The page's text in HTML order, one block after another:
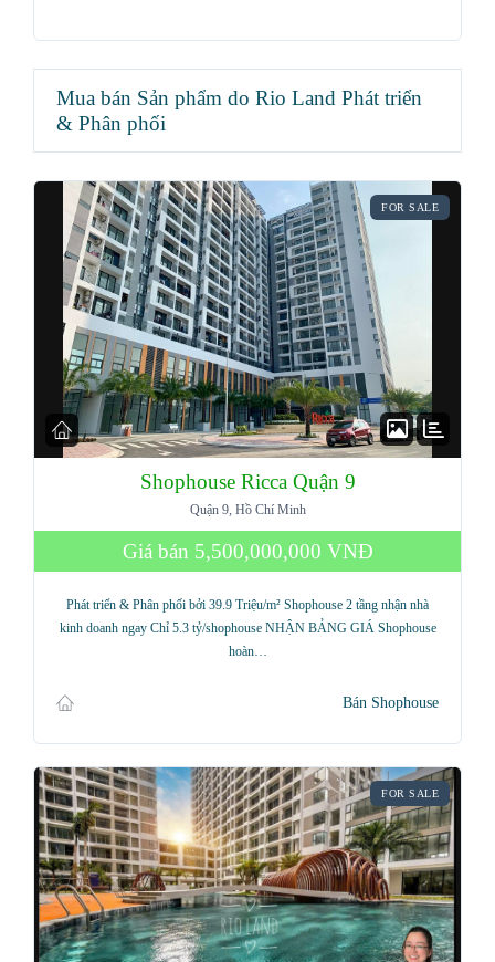
Mua bán Sản phẩm do Rio Land Phát triển
& Phân phối
FOR SALE
Shophouse Ricca Quận 9
Quận 9, Hồ Chí Minh
Giá bán 5,500,000,000 VNĐ
Phát triển & Phân phối bởi 39.9 Triệu/m² Shophouse 2 tầng nhận nhà
kinh doanh ngay Chỉ 5.3 tỷ/shophouse NHẬN BẢNG GIÁ Shophouse
hoàn…
Bán Shophouse
FOR SALE